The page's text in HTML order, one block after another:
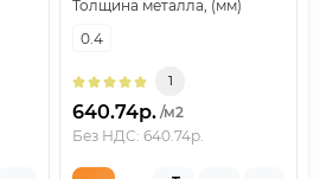
Толщина металла, (мм)
0.4
1
640.74р. /м2
Без НДС: 640.74р.